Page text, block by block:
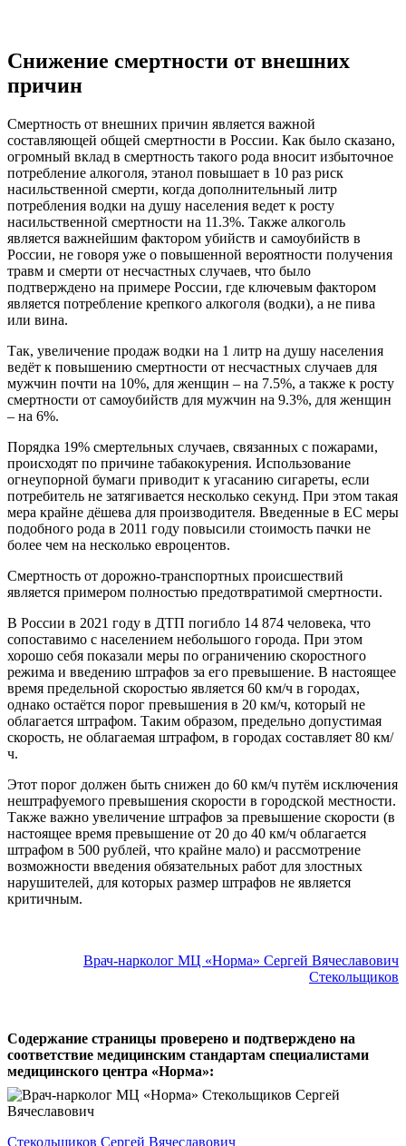
Снижение смертности от внешних
причин
Смертность от внешних причин является важной
составляющей общей смертности в России. Как было сказано,
огромный вклад в смертность такого рода вносит избыточное
потребление алкоголя, этанол повышает в 10 раз риск
насильственной смерти, когда дополнительный литр
потребления водки на душу населения ведет к росту
насильственной смертности на 11.3%. Также алкоголь
является важнейшим фактором убийств и самоубийств в
России, не говоря уже о повышенной вероятности получения
травм и смерти от несчастных случаев, что было
подтверждено на примере России, где ключевым фактором
является потребление крепкого алкоголя (водки), а не пива
или вина.
Так, увеличение продаж водки на 1 литр на душу населения
ведёт к повышению смертности от несчастных случаев для
мужчин почти на 10%, для женщин – на 7.5%, а также к росту
смертности от самоубийств для мужчин на 9.3%, для женщин
– на 6%.
Порядка 19% смертельных случаев, связанных с пожарами,
происходят по причине табакокурения. Использование
огнеупорной бумаги приводит к угасанию сигареты, если
потребитель не затягивается несколько секунд. При этом такая
мера крайне дёшева для производителя. Введенные в ЕС меры
подобного рода в 2011 году повысили стоимость пачки не
более чем на несколько евроцентов.
Смертность от дорожно-транспортных происшествий
является примером полностью предотвратимой смертности.
В России в 2021 году в ДТП погибло 14 874 человека, что
сопоставимо с населением небольшого города. При этом
хорошо себя показали меры по ограничению скоростного
режима и введению штрафов за его превышение. В настоящее
время предельной скоростью является 60 км/ч в городах,
однако остаётся порог превышения в 20 км/ч, который не
облагается штрафом. Таким образом, предельно допустимая
скорость, не облагаемая штрафом, в городах составляет 80 км/
ч.
Этот порог должен быть снижен до 60 км/ч путём исключения
нештрафуемого превышения скорости в городской местности.
Также важно увеличение штрафов за превышение скорости (в
настоящее время превышение от 20 до 40 км/ч облагается
штрафом в 500 рублей, что крайне мало) и рассмотрение
возможности введения обязательных работ для злостных
нарушителей, для которых размер штрафов не является
критичным.
Врач-нарколог МЦ «Норма» Сергей Вячеславович
Стекольщиков
Содержание страницы проверено и подтверждено на
соответствие медицинским стандартам специалистами
медицинского центра «Норма»:
Стекольщиков Сергей Вячеславович